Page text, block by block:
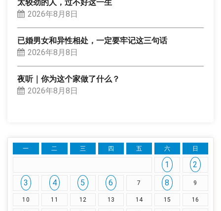
太较劲的人，过不好这一生
2026年8月8日
已婚男女和异性相处，一定要牢记这三句话
2026年8月8日
夜听｜你为这个家做了什么？
2026年8月8日
一 二 三 四 五 六 日
1
2
3
4 5 6 7 8 9
10 11 12 13 14 15 16